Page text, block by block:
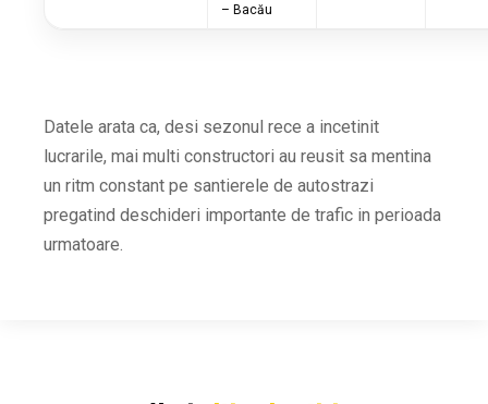
– Bacău
Datele arata ca, desi sezonul rece a incetinit
lucrarile, mai multi constructori au reusit sa mentina
un ritm constant pe santierele de autostrazi
pregatind deschideri importante de trafic in perioada
urmatoare.